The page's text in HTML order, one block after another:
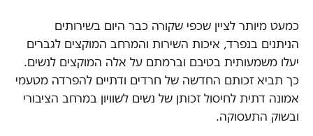
כמעט מיותר לציין שכפי שקורה כבר היום בשירותים
הניתנים בנפרד, איכות השירות והמרחב המוקצים לגברים
יעלו משמעותית בטיבם וברמתם על אלה המוקצים לנשים.
כך תביא זכותם החדשה של חרדים ודתיים להפרדה מטעמי
אמונה דתית לחיסול זכותן של נשים לשוויון במרחב הציבורי
ובשוק התעסוקה.